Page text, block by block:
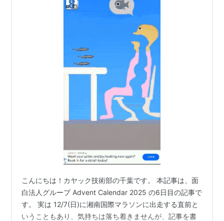
こんにちは！カヤック技術部の千葉です。 本記事は、面
白法人グループ Advent Calendar 2025 の6日目の記事で
す。 実は 12/7(日)に湘南国際マラソンに出走する直前と
いうこともあり、気持ちは落ち着きませんが、記事を書